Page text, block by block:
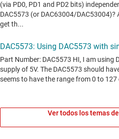
Ver todos los temas